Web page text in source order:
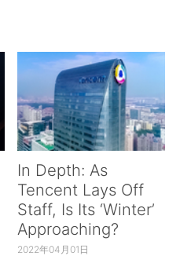
In Depth: As
Tencent Lays Off
Staff, Is Its ‘Winter’
Approaching?
2022年04月01日